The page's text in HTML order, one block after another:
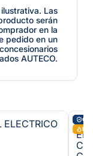
Las
serán
en la
pedido en un
AUTECO.